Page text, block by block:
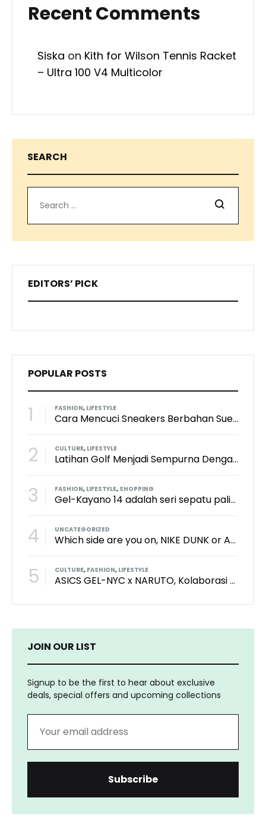
Recent Comments
Siska on Kith for Wilson Tennis Racket
– Ultra 100 V4 Multicolor
SEARCH
Search
EDITORS’ PICK
POPULAR POSTS
1 FASHION, LIFESTYLE
Cara Mencuci Sneakers Berbahan Suede: Aman Tanpa Merusak Tekstur
2 CULTURE, LIFESTYLE
Latihan Golf Menjadi Sempurna Dengan Kith x TaylorMade x Perfect Practice Putting Mat
3 FASHION, LIFESTYLE, SHOPPING
Gel-Kayano 14 adalah seri sepatu paling keren dari brand Asics?
4 UNCATEGORIZED
Which side are you on, NIKE DUNK or ADIDAS SAMBA?
5 CULTURE, FASHION, LIFESTYLE
ASICS GEL-NYC x NARUTO, Kolaborasi Yang Bikin Wibu Seneng!
JOIN OUR LIST
Signup to be the first to hear about exclusive
deals, special offers and upcoming collections